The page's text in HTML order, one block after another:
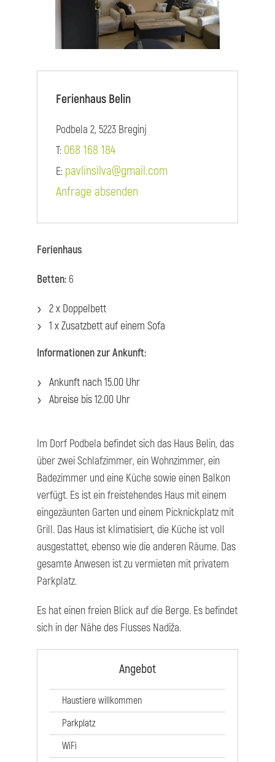
Ferienhaus Belin
Podbela 2, 5223 Breginj
T: 068 168 184
E: pavlinsilva@gmail.com
Anfrage absenden
Ferienhaus
Betten: 6
2 x Doppelbett
1 x Zusatzbett auf einem Sofa
Informationen zur Ankunft:
Ankunft nach 15.00 Uhr
Abreise bis 12.00 Uhr
Im Dorf Podbela befindet sich das Haus Belin, das
über zwei Schlafzimmer, ein Wohnzimmer, ein
Badezimmer und eine Küche sowie einen Balkon
verfügt. Es ist ein freistehendes Haus mit einem
eingezäunten Garten und einem Picknickplatz mit
Grill. Das Haus ist klimatisiert, die Küche ist voll
ausgestattet, ebenso wie die anderen Räume. Das
gesamte Anwesen ist zu vermieten mit privatem
Parkplatz.
Es hat einen freien Blick auf die Berge. Es befindet
sich in der Nähe des Flusses Nadiža.
Angebot
Haustiere willkommen
Parkplatz
WiFi